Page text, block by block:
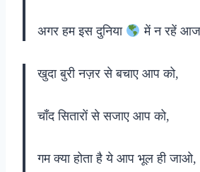
अगर हम इस दुनिया में न रहें
खुदा बुरी नज़र से बचाए आप को,
चाँद सितारों से सजाए आप को,
गम क्या होता है ये आप भूल ही जाओ,